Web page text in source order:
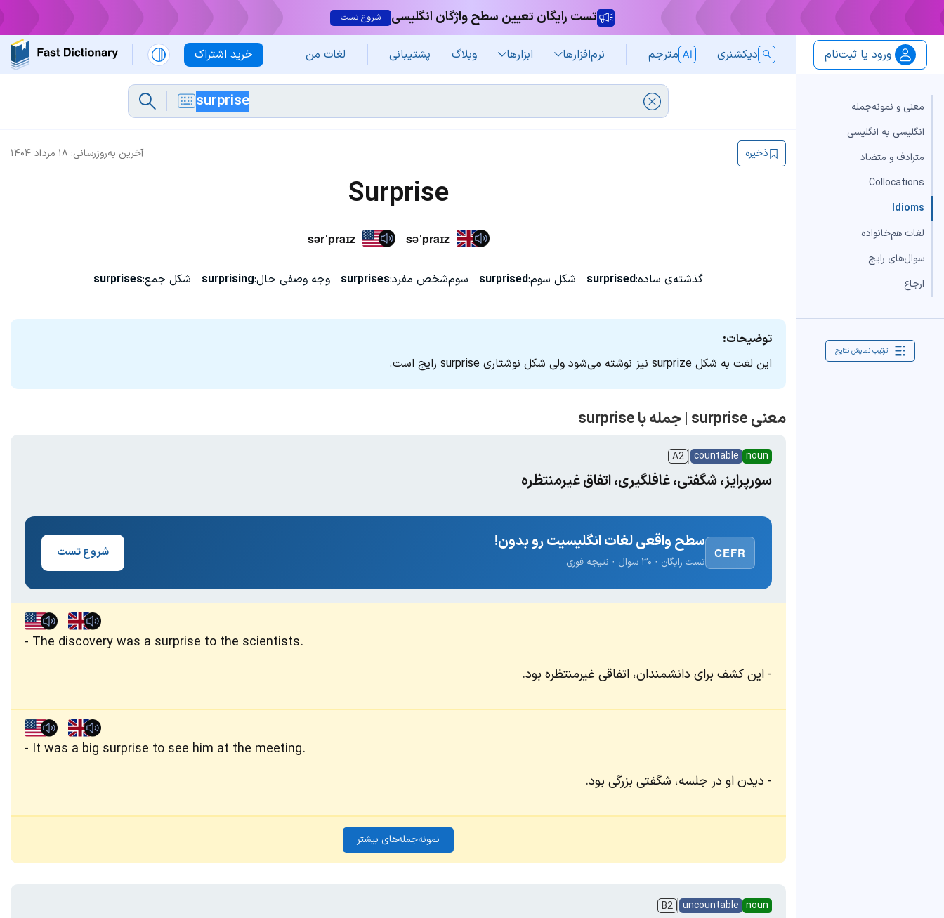
تست رایگان تعیین سطح واژگان انگلیسی شروع تست
خرید اشتراک ورود یا ثبت‌نام دیکشنری مترجم نرم‌افزار‌ها ابزارها وبلاگ پشتیبانی لغات من
معنی و نمونه‌جمله
انگلیسی به انگلیسی
مترادف و متضاد
Collocations
Idioms
لغات هم‌خانواده
سوال‌های رایج
ارجاع
ترتیب نمایش نتایج
آخرین به‌روزرسانی: ۱۸ مرداد ۱۴۰۴ ذخیره
Surprise
sərˈpraɪz səˈpraɪz
گذشته‌ی ساده:surprised شکل سوم:surprised سوم‌شخص مفرد:surprises وجه وصفی حال:surprising شکل جمع:surprises
توضیحات:
این لغت به شکل surprize نیز نوشته می‌شود ولی شکل نوشتاری surprise رایج است.
معنی surprise | جمله با surprise
noun
countable
A2
سورپرایز، شگفتی، غافلگیری، اتفاق غیرمنتظره
CEFR
سطح واقعی لغات انگلیسیت رو بدون!
تست رایگان · ۳۰ سوال · نتیجه فوری
شروع تست
The discovery was a surprise to the scientists.
این کشف برای دانشمندان، اتفاقی غیرمنتظره بود.
It was a big surprise to see him at the meeting.
دیدن او در جلسه، شگفتی بزرگی بود.
نمونه‌جمله‌های بیشتر
noun
uncountable
B2